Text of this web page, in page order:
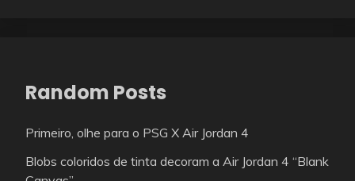
Random Posts
Primeiro, olhe para o PSG X Air Jordan 4
Blobs coloridos de tinta decoram a Air Jordan 4 “Blank